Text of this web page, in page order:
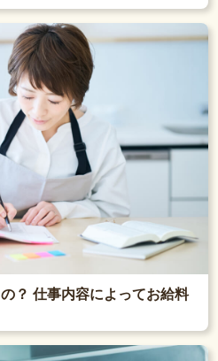
？ 仕事内容によってお給料